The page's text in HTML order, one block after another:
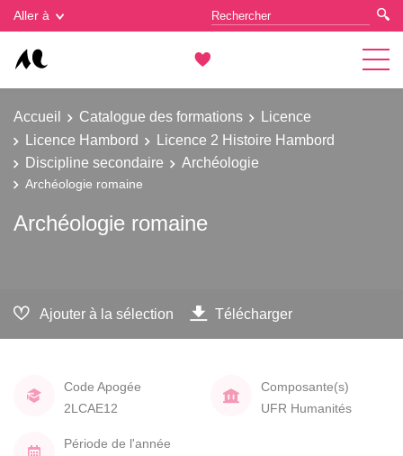
Aller à
Accueil Catalogue des formations
Licence
Licence Hambord
Licence 2 Histoire Hambord
Discipline secondaire
Archéologie
Archéologie romaine
Archéologie romaine
Ajouter à la sélection Télécharger
Code Apogée
2LCAE12
Composante(s)
UFR Humanités
Période de l'année
Gestion des cookies